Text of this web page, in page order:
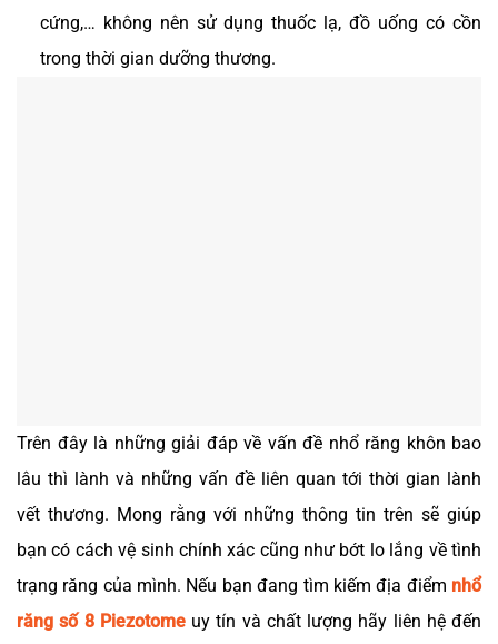
cứng,… không nên sử dụng thuốc lạ, đồ uống có cồn
trong thời gian dưỡng thương.
Trên đây là những giải đáp về vấn đề nhổ răng khôn bao
lâu thì lành và những vấn đề liên quan tới thời gian lành
vết thương. Mong rằng với những thông tin trên sẽ giúp
bạn có cách vệ sinh chính xác cũng như bớt lo lắng về tình
trạng răng của mình. Nếu bạn đang tìm kiếm địa điểm nhổ
răng số 8 Piezotomeuy tín và chất lượng hãy liên hệ đến